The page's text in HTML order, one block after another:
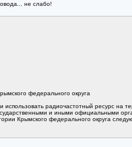
не слабо!
федерального округа
радиочастотный ресурс на
и иными официальными
Крымского федерального округа